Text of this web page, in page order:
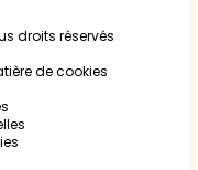
droits réservés
de cookies